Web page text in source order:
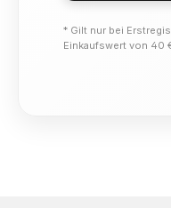
* Gilt nur bei
Einkaufswert von 40